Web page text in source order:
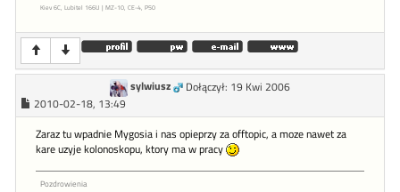
Kiev 6C, Lubitel 166U | MZ-10, CE-4, P50
sylwiusz
Dołączył: 19 Kwi 2006
2010-02-18, 13:49
Zaraz tu wpadnie Mygosia i nas opieprzy za offtopic, a moze nawet za
kare uzyje kolonoskopu, ktory ma w pracy
Pozdrowienia